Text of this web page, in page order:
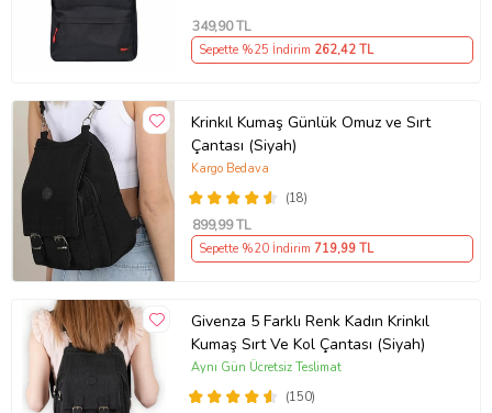
349,90 TL
Sepette %25 İndirim 262,42 TL
Krinkıl Kumaş Günlük Omuz ve Sırt
Çantası (Siyah)
(18)
Kargo Bedava
899,99 TL
Sepette %20 İndirim 719,99 TL
Givenza 5 Farklı Renk Kadın Krinkıl
Kumaş Sırt Ve Kol Çantası (Siyah)
(150)
Aynı Gün Ücretsiz Teslimat